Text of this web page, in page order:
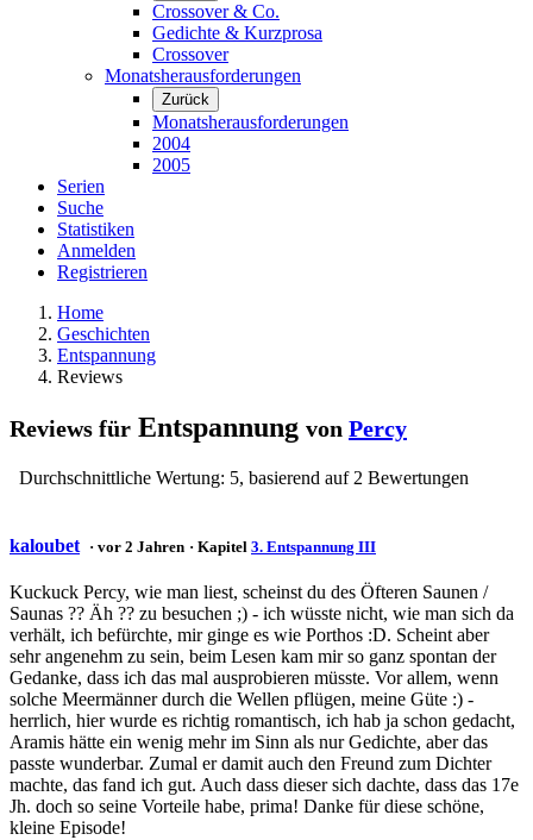
Crossover & Co.
Gedichte & Kurzprosa
Crossover
Monatsherausforderungen
Zurück
Monatsherausforderungen
2004
2005
Serien
Suche
Statistiken
Anmelden
Registrieren
Home
Geschichten
Entspannung
Reviews
Reviews für Entspannung von Percy
Durchschnittliche Wertung: 5, basierend auf 2 Bewertungen
kaloubet · vor 2 Jahren · Kapitel 3. Entspannung III
Kuckuck Percy, wie man liest, scheinst du des Öfteren Saunen /
Saunas ?? Äh ?? zu besuchen ;) - ich wüsste nicht, wie man sich da
verhält, ich befürchte, mir ginge es wie Porthos :D. Scheint aber
sehr angenehm zu sein, beim Lesen kam mir so ganz spontan der
Gedanke, dass ich das mal ausprobieren müsste. Vor allem, wenn
solche Meermänner durch die Wellen pflügen, meine Güte :) -
herrlich, hier wurde es richtig romantisch, ich hab ja schon gedacht,
Aramis hätte ein wenig mehr im Sinn als nur Gedichte, aber das
passte wunderbar. Zumal er damit auch den Freund zum Dichter
machte, das fand ich gut. Auch dass dieser sich dachte, dass das 17e
Jh. doch so seine Vorteile habe, prima! Danke für diese schöne,
kleine Episode!